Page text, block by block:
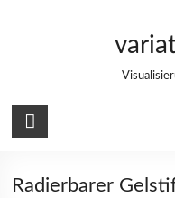
Radierbarer